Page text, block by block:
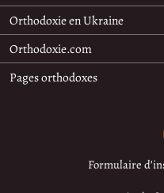
Orthodoxie en Ukraine
Orthodoxie.com
Pages orthodoxes
Formulaire